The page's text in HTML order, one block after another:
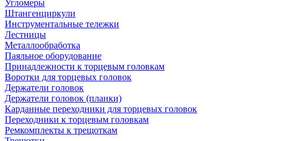
Угломеры
Штангенциркули
Инструментальные тележки
Лестницы
Металлообработка
Паяльное оборудование
Принадлежности к торцевым головкам
Воротки для торцевых головок
Держатели головок
Держатели головок (планки)
Карданные переходники для торцевых головок
Переходники к торцевым головкам
Ремкомплекты к трещоткам